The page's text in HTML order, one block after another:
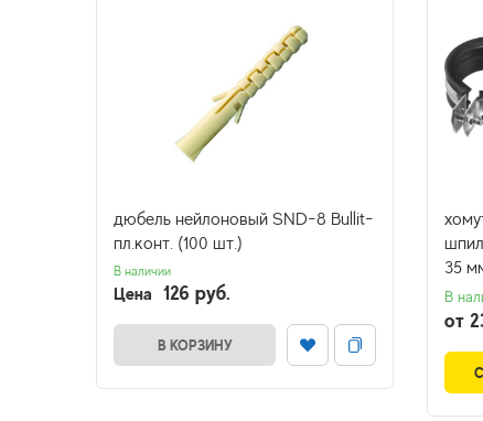
дюбель нейлоновый SND-8 Bullit-
пл.конт. (100 шт.)
В наличии
Цена 126 руб.
В КОРЗИНУ
35
В
от